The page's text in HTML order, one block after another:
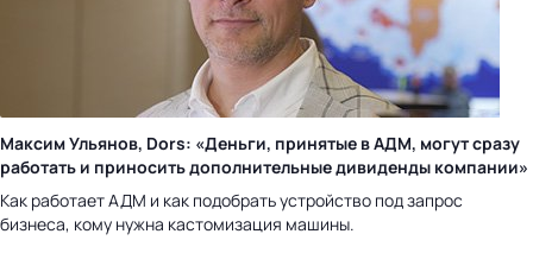
Максим Ульянов, Dors: «Деньги, принятые в АДМ, могут сразу
работать и приносить дополнительные дивиденды компании»
Как работает АДМ и как подобрать устройство под запрос
бизнеса, кому нужна кастомизация машины.